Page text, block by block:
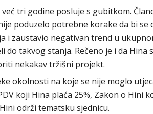
tri godine posluje s gubitkom.
poduzelo potrebne korake da bi
i zaustavio negativan trend u
takvog stanja. Rečeno je i da Hina
nekakav tržišni projekt.
okolnosti na koje se nije moglo
koji Hina plaća 25%, Zakon o Hini
održi tematsku sjednicu.